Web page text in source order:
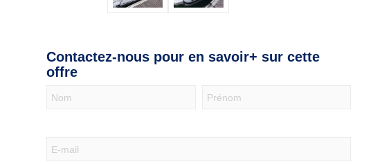
Contactez-nous pour en savoir+ sur cette
offre
Nous